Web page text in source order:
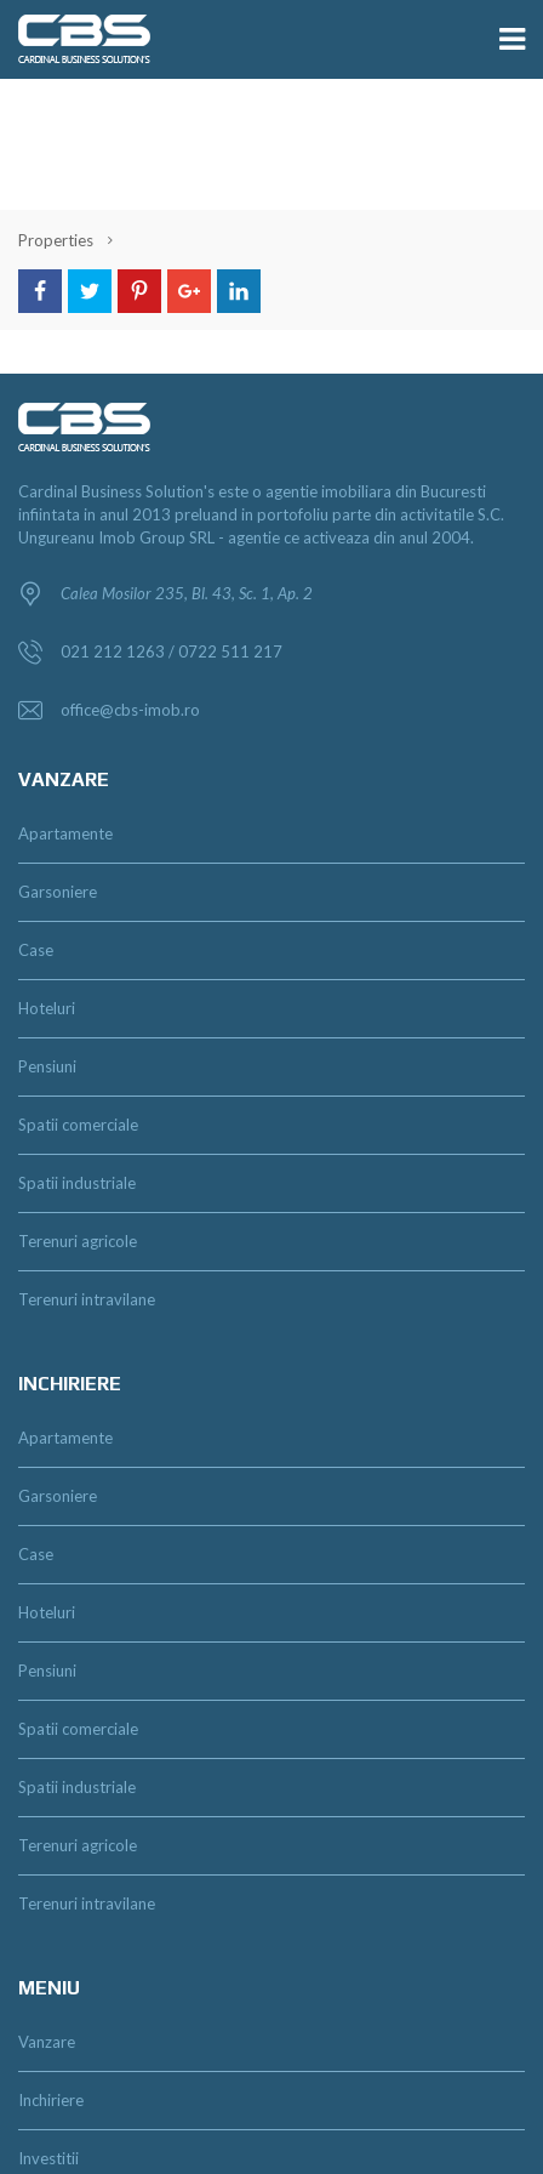
Properties
Cardinal Business Solution's este o agentie imobiliara din Bucuresti
infiintata in anul 2013 preluand in portofoliu parte din activitatile S.C.
Ungureanu Imob Group SRL - agentie ce activeaza din anul 2004.
Calea Mosilor 235, Bl. 43, Sc. 1, Ap. 2
021 212 1263 / 0722 511 217
office@cbs-imob.ro
VANZARE
Apartamente
Garsoniere
Case
Hoteluri
Pensiuni
Spatii comerciale
Spatii industriale
Terenuri agricole
Terenuri intravilane
INCHIRIERE
Apartamente
Garsoniere
Case
Hoteluri
Pensiuni
Spatii comerciale
Spatii industriale
Terenuri agricole
Terenuri intravilane
MENIU
Vanzare
Inchiriere
Investitii